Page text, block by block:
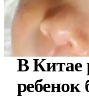
В Китае
ребенок